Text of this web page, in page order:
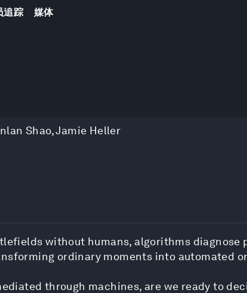
追踪 媒体
Shao,Jamie Heller
without humans, algorithms
ordinary moments into automated
through machines, are we ready to